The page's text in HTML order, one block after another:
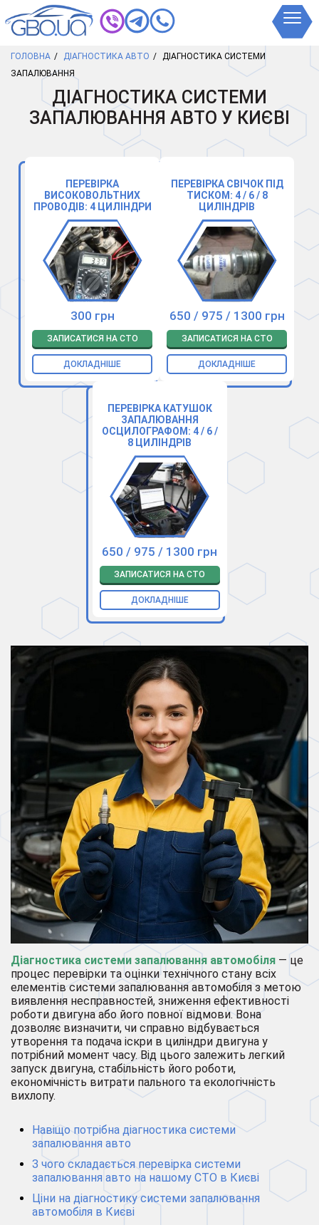
ГОЛОВНА ДІАГНОСТИКА АВТО
ДІАГНОСТИКА СИСТЕМИ
ЗАПАЛЮВАННЯ
ДІАГНОСТИКА СИСТЕМИ
ЗАПАЛЮВАННЯ АВТО У КИЄВІ
ПЕРЕВІРКА
ВИСОКОВОЛЬТНИХ
ПРОВОДІВ: 4 ЦИЛІНДРИ
300 грн
ЗАПИСАТИСЯ НА СТО
ДОКЛАДНІШЕ
ПЕРЕВІРКА СВІЧОК ПІД
ТИСКОМ: 4 / 6 / 8
ЦИЛІНДРІВ
650 / 975 / 1300 грн
ЗАПИСАТИСЯ НА СТО
ДОКЛАДНІШЕ
ПЕРЕВІРКА КАТУШОК
ЗАПАЛЮВАННЯ
ОСЦИЛОГРАФОМ: 4 / 6 /
8 ЦИЛІНДРІВ
650 / 975 / 1300 грн
ЗАПИСАТИСЯ НА СТО
ДОКЛАДНІШЕ
Діагностика системи запалювання автомобіля — це
процес перевірки та оцінки технічного стану всіх
елементів системи запалювання автомобіля з метою
виявлення несправностей, зниження ефективності
роботи двигуна або його повної відмови. Вона
дозволяє визначити, чи справно відбувається
утворення та подача іскри в циліндри двигуна у
потрібний момент часу. Від цього залежить легкий
запуск двигуна, стабільність його роботи,
економічність витрати пального та екологічність
вихлопу.
Навіщо потрібна діагностика системи
запалювання авто
З чого складається перевірка системи
запалювання авто на нашому СТО в Києві
Ціни на діагностику системи запалювання
автомобіля в Києві